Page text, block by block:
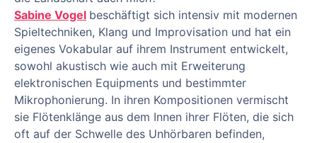
Sabine Vogel beschäftigt sich intensiv mit modernen
Spieltechniken, Klang und Improvisation und hat ein
eigenes Vokabular auf ihrem Instrument entwickelt,
sowohl akustisch wie auch mit Erweiterung
elektronischen Equipments und bestimmter
Mikrophonierung. In ihren Kompositionen vermischt
sie Flötenklänge aus dem Innen ihrer Flöten, die sich
oft auf der Schwelle des Unhörbaren befinden,